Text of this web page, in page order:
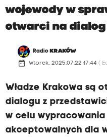
wojewody w
otwarci na dialog
Radio KRAKÓW
date_range Wtorek, 2025.07.22 17:44 (
Władze Krakowa są
dialogu z
w celu wypracowania
akceptowalnych dla